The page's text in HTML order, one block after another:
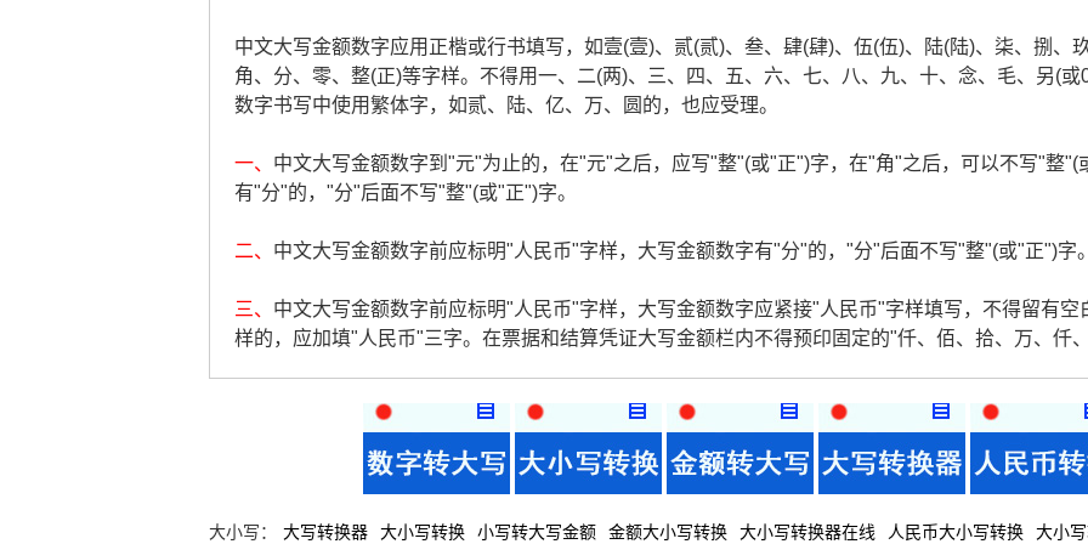
中文大写金额数字应用正楷或行书填写，如壹(壹)、贰(贰)、叁、肆(肆)、伍(伍)、陆(陆)、柒、捌、
角、分、零、整(正)等字样。不得用一、二(两)、三、四、五、六、七、八、九、十、念、毛、另(
数字书写中使用繁体字，如贰、陆、亿、万、圆的，也应受理。
一、 中文大写金额数字到"元"为止的，在"元"之后，应写"整"(或"正")字，在"角"之后，可以不写"整"(
有"分"的，"分"后面不写"整"(或"正")字。
二、 中文大写金额数字前应标明"人民币"字样，大写金额数字有"分"的，"分"后面不写"整"(或"正")字
三、 中文大写金额数字前应标明"人民币"字样，大写金额数字应紧接"人民币"字样填写，不得留有
样的，应加填"人民币"三字。在票据和结算凭证大写金额栏内不得预印固定的"仟、佰、拾、万、仟
大小写： 大写转换器 大小写转换 小写转大写金额 金额大小写转换 大小写转换器在线 人民币大小写转换 大小